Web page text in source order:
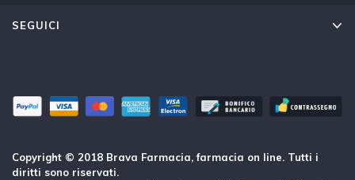
SEGUICI
Copyright © 2018 Brava Farmacia, farmacia on line. Tutti i
diritti sono riservati.